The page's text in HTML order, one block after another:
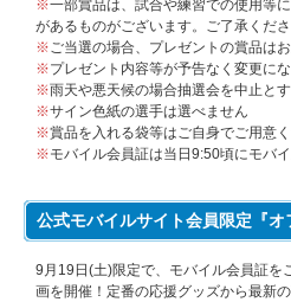
※一部賞品は、試合や練習での使用等
があるものがございます。ご了承くだ
※ご当選の場合、プレゼントの賞品は
※プレゼント内容等が予告なく変更に
※雨天や悪天候の場合抽選会を中止と
※サイン色紙の選手は選べません
※賞品を入れる袋等はご自身でご用意
※モバイル会員証は当日9:50頃にモバ
公式モバイルサイト会員限定『
9月19日(土)限定で、モバイル会員証を
画を開催！定番の応援グッズから最新